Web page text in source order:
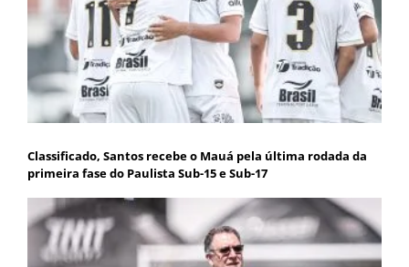
Classificado, Santos recebe o Mauá pela última rodada da
primeira fase do Paulista Sub-15 e Sub-17